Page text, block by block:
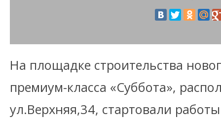
На площадке строительства
премиум-класса «Суббота»,
ул.Верхняя,34, стартовали